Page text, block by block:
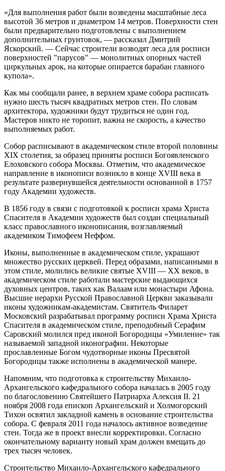
«Для выполнения работ были возведены масштабные леса
высотой 36 метров и диаметром 14 метров. Поверхности стен
были предварительно подготовлены с выполнением
дополнительных грунтовок, — рассказал Дмитрий
Яскорский. — Сейчас строители возводят леса для росписи
поверхностей "парусов" — монолитных опорных частей
циркульных арок, на которые опирается барабан главного
купола».
Как мы сообщали ранее, в верхнем храме собора расписать
нужно шесть тысяч квадратных метров стен. По словам
архитектора, художники будут трудиться не один год.
Мастеров никто не торопит, важна не скорость, а качество
выполняемых работ.
Собор расписывают в академическом стиле второй половины
XIX столетия, за образец приняты росписи Богоявленского
Елоховского собора Москвы. Отметим, что академическое
направление в иконописи возникло в конце XVIII века в
результате развернувшейся деятельности основанной в 1757
году Академии художеств.
В 1856 году в связи с подготовкой к росписи храма Христа
Спасителя в Академии художеств был создан специальный
класс православного иконописания, возглавляемый
академиком Тимофеем Неффом.
Иконы, выполненные в академическом стиле, украшают
множество русских церквей. Перед образами, написанными в
этом стиле, молились великие святые XVIII — XX веков, в
академическом стиле работали мастерские выдающихся
духовных центров, таких как Валаам или монастыри Афона.
Высшие иерархи Русской Православной Церкви заказывали
иконы художникам-академистам. Святитель Филарет
Московский разрабатывал программу росписи Храма Христа
Спасителя в академическом стиле, преподобный Серафим
Саровский молился пред иконой Богородицы «Умиление» так
называемой западной иконографии. Некоторые
прославленные Богом чудотворные иконы Пресвятой
Богородицы также исполнены в академической манере.
Напомним, что подготовка к строительству Михаило-
Архангельского кафедрального собора началась в 2005 году
по благословению Святейшего Патриарха Алексия II. 21
ноября 2008 года епископ Архангельский и Холмогорский
Тихон освятил закладной камень в основание строительства
собора. С февраля 2011 года началось активное возведение
стен. Тогда же в проект внесли корректировки. Согласно
окончательному варианту новый храм должен вмещать до
трех тысяч человек.
Строительство Михаило-Архангельского кафедрального